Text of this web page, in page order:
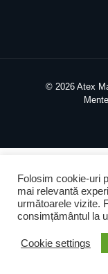
© 2026 Atex
Folosim cookie-uri
mai relevantă
următoarele vizite.
consimțământul la
Cookie settings